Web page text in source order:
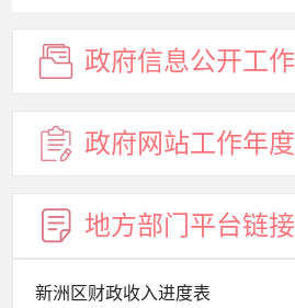
政府信息公开工作
政府网站工作年度
地方部门平台链接
新洲区财政收入进度表